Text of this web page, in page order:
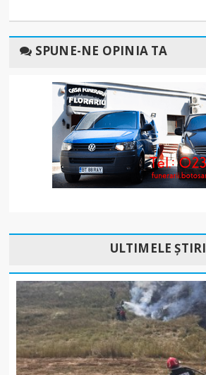
SPUNE-NE OPINIA TA
ULTIMELE ȘTIRI